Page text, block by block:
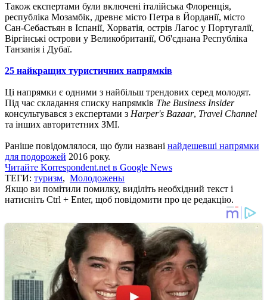
Також експертами були включені італійська Флоренція,
республіка Мозамбік, древнє місто Петра в Йорданії, місто
Сан-Себастьян в Іспанії, Хорватія, острів Лагос у Португалії,
Віргінські острови у Великобританії, Об'єднана Республіка
Танзанія і Дубаї.
25 найкращих туристичних напрямків
Ці напрямки є одними з найбільш трендових серед молодят.
Під час складання списку напрямків The Business Insider
консультувався з експертами з Harper's Bazaar, Travel Channel
та інших авторитетних ЗМІ.
Раніше повідомлялося, що були названі найдешевші напрямки
для подорожей 2016 року.
Читайте Korrespondent.net в Google News
ТЕГИ: туризм, Молодожены
Якщо ви помітили помилку, виділіть необхідний текст і
натисніть Ctrl + Enter, щоб повідомити про це редакцію.